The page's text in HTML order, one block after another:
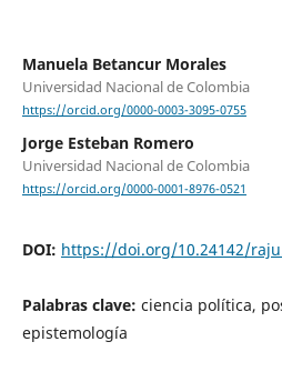
Manuela Betancur Morales
Universidad Nacional de Colombia
https://orcid.org/0000-0003-3095-0755
Jorge Esteban Romero
Universidad Nacional de Colombia
https://orcid.org/0000-0001-8976-0521
DOI: https://doi.org/10.24142/
Palabras clave: ciencia política,
epistemología